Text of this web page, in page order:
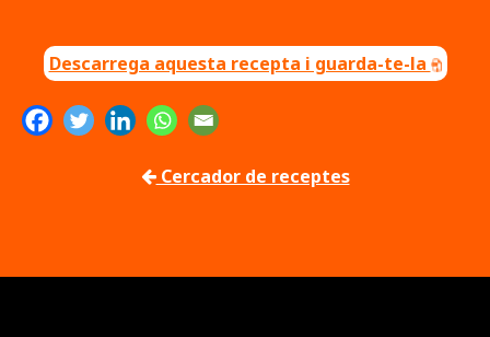
Descarrega aquesta recepta i guarda-te-la
Cercador de receptes